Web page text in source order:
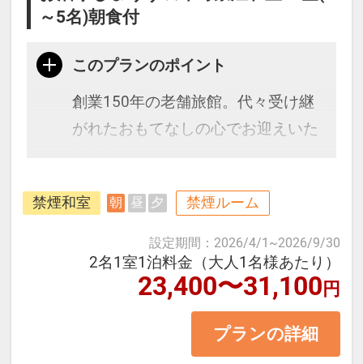
～5名)朝食付
このプランのポイント
創業150年の老舗旅館。代々受け継
がれたおもてなしの心でお迎えいた
は、ライトアップされた高知城が望
＜お部屋タイプ＞禁煙千寿和室 バ
ス・トイレ付 10畳
禁煙和室 朝 昼 夕 禁煙ルーム
設定期間 ： 2026/4/1 ~2026/9/30
2名1室1泊料金（大人1名様あたり）
23,400〜31,100円
プランの詳細